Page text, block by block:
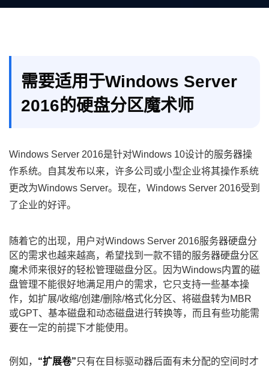
需要适用于Windows Server
2016的硬盘分区魔术师
Windows Server 2016是针对Windows 10设计的服务器操
作系统。自其发布以来，许多公司或小型企业将其操作系统
更改为Windows Server。现在，Windows Server 2016受到
了企业的好评。
随着它的出现，用户对Windows Server 2016服务器硬盘分
区的需求也越来越高，希望找到一款不错的服务器硬盘分区
魔术师来很好的轻松管理磁盘分区。因为Windows内置的磁
盘管理不能很好地满足用户的需求，它只支持一些基本操
作，如扩展/收缩/创建/删除/格式化分区、将磁盘转为MBR
或GPT、基本磁盘和动态磁盘进行转换等，而且有些功能需
要在一定的前提下才能使用。
例如， “扩展卷”只有在目标驱动器后面有未分配的空间时才